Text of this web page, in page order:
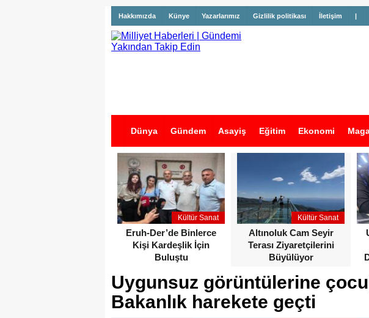
Hakkımızda Künye Yazarlarımız Gizlilik politikası İletişim |
Dünya Gündem Asayiş Eğitim Ekonomi
İş İlanları
Kültür Sanat
Eruh-Der’de Binlerce
Kişi Kardeşlik İçin
Buluştu
Kültür Sanat
Altınoluk Cam Seyir
Terası Ziyaretçilerini
Büyülüyor
Uygunsuz görüntülerine
Bakanlık harekete geçti